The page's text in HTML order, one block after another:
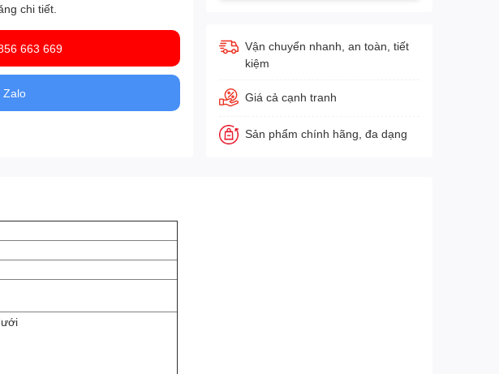
chi tiết.
663 669
Zalo
Vận chuyển nhanh, an toàn, tiết
kiệm
Giá cả cạnh tranh
Sản phẩm chính hãng, đa dạng